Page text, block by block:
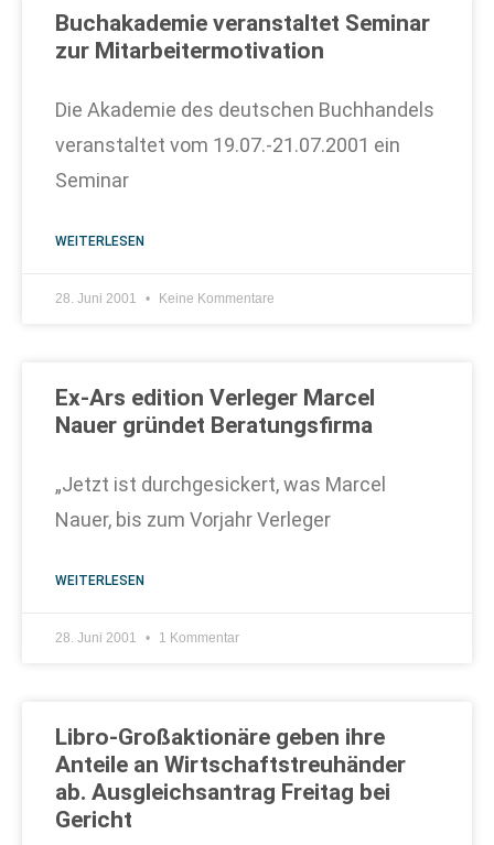
Buchakademie veranstaltet Seminar
zur Mitarbeitermotivation
Die Akademie des deutschen Buchhandels
veranstaltet vom 19.07.-21.07.2001 ein
Seminar
WEITERLESEN
28. Juni 2001 Keine Kommentare
Ex-Ars edition Verleger Marcel
Nauer gründet Beratungsfirma
„Jetzt ist durchgesickert, was Marcel
Nauer, bis zum Vorjahr Verleger
WEITERLESEN
28. Juni 2001 1 Kommentar
Libro-Großaktionäre geben ihre
Anteile an Wirtschaftstreuhänder
ab. Ausgleichsantrag Freitag bei
Gericht